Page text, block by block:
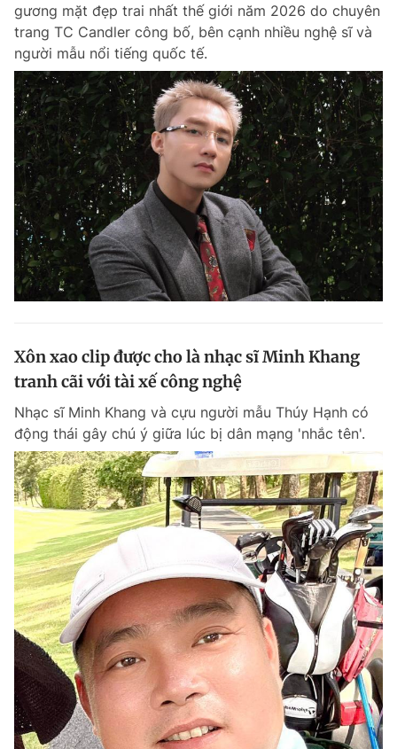
gương mặt đẹp trai nhất thế giới năm 2026 do chuyên
trang TC Candler công bố, bên cạnh nhiều nghệ sĩ và
người mẫu nổi tiếng quốc tế.
Xôn xao clip được cho là nhạc sĩ Minh Khang
tranh cãi với tài xế công nghệ
Nhạc sĩ Minh Khang và cựu người mẫu Thúy Hạnh có
động thái gây chú ý giữa lúc bị dân mạng 'nhắc tên'.